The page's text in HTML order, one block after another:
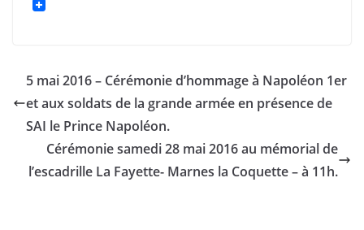
5 mai 2016 – Cérémonie d’hommage à Napoléon 1er
et aux soldats de la grande armée en présence de
SAI le Prince Napoléon.
Cérémonie samedi 28 mai 2016 au mémorial de
l’escadrille La Fayette- Marnes la Coquette – à 11h.